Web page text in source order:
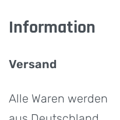
Information
Versand
Alle Waren werden